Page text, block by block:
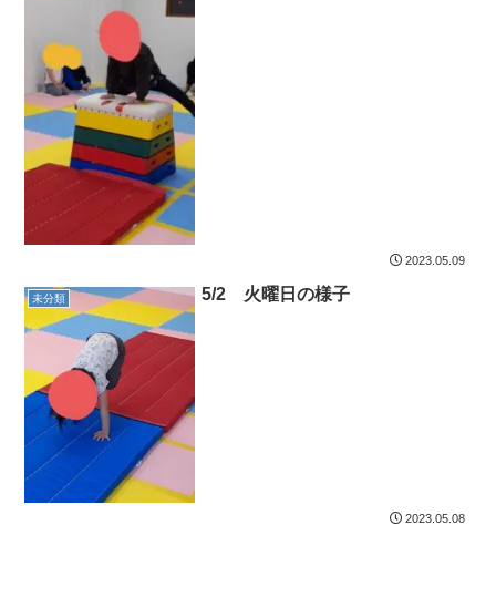
2023.05.09
未分類 5/2 火曜日の様子
2023.05.08